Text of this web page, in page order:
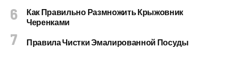
Как Правильно Размножить Крыжовник
Черенками
Правила Чистки Эмалированной Посуды